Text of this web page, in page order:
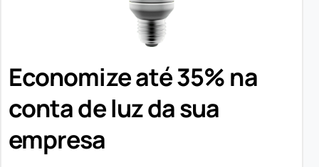
Economize até 35% na
conta de luz da sua
empresa